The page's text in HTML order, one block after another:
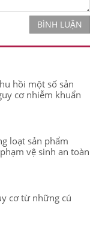
BÌNH LUẬN
hồi một số sản
cơ nhiễm khuẩn
loạt sản phẩm
vệ sinh an toàn
cơ từ những cú